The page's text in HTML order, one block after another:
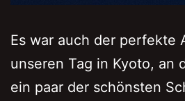
Es war auch der perfekte
unseren Tag in Kyoto, an
ein paar der schönsten